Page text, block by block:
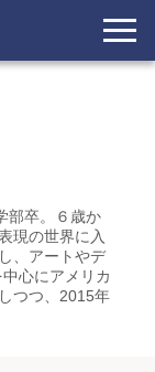
部卒。６歳か
現の世界に入
、アートやデ
心にアメリカ
つつ、2015年